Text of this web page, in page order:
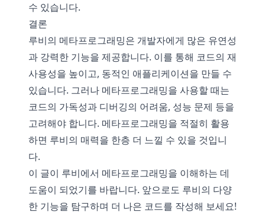
수 있습니다.
결론
루비의 메타프로그래밍은 개발자에게 많은 유연성
과 강력한 기능을 제공합니다. 이를 통해 코드의 재
사용성을 높이고, 동적인 애플리케이션을 만들 수
있습니다. 그러나 메타프로그래밍을 사용할 때는
코드의 가독성과 디버깅의 어려움, 성능 문제 등을
고려해야 합니다. 메타프로그래밍을 적절히 활용
하면 루비의 매력을 한층 더 느낄 수 있을 것입니
다.
이 글이 루비에서 메타프로그래밍을 이해하는 데
도움이 되었기를 바랍니다. 앞으로도 루비의 다양
한 기능을 탐구하며 더 나은 코드를 작성해 보세요!